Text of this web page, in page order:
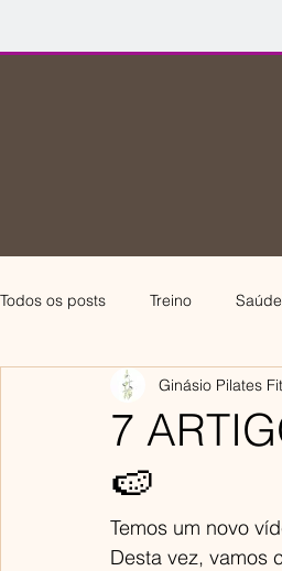
Todos os posts Treino Saúde
7
🍉
Ginásio Pilates
Temos um novo
Desta vez, vamos